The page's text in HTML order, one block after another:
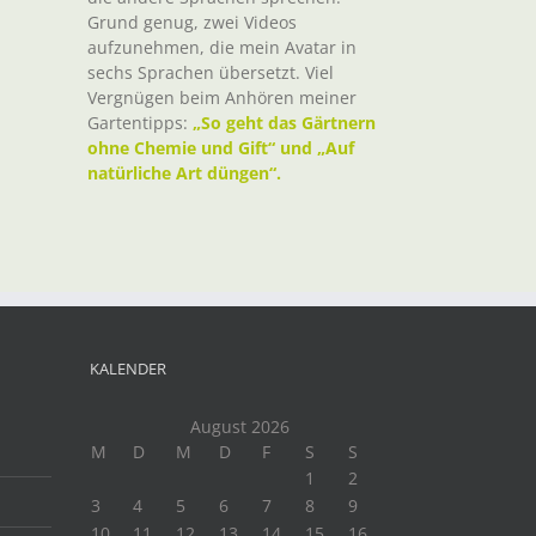
Grund genug, zwei Videos
aufzunehmen, die mein Avatar in
sechs Sprachen übersetzt. Viel
Vergnügen beim Anhören meiner
Gartentipps: „So geht das Gärtnern
ohne Chemie und Gift“ und „Auf
natürliche Art düngen“.
KALENDER
August 2026
M
D M D F S
S
1
2
3
4 5 6 7 8
9